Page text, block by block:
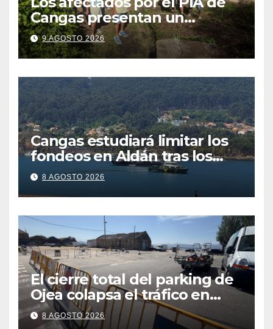
Cangas presentan un
recurso: “Lo vamos a luchar”
9 AGOSTO 2026
Cangas estudiará limitar los
fondeos en Aldán tras los
últimos episodios de
contaminación en Arneles
8 AGOSTO 2026
El cierre total del parking de
Ojea colapsa el tráfico en
Cangas
8 AGOSTO 2026